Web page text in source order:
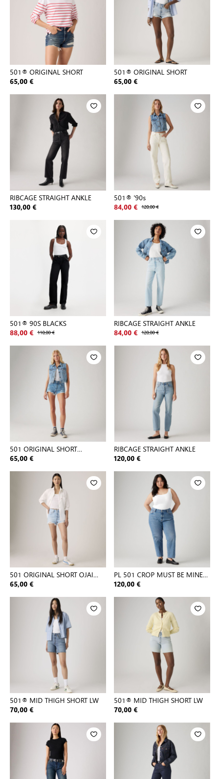
501® ORIGINAL SHORT
65,00 €
501® ORIGINAL SHORT
65,00 €
RIBCAGE STRAIGHT ANKLE
130,00 €
501® '90s
84,00 € 120,00 €
501® 90S BLACKS
88,00 € 110,00 €
RIBCAGE STRAIGHT ANKLE
84,00 € 120,00 €
501 ORIGINAL SHORT
OXNARD ATHE
65,00 €
RIBCAGE STRAIGHT ANKLE
120,00 €
501 ORIGINAL SHORT OJAI
LUXOR
65,00 €
PL 501 CROP MUST BE MINE
PLUS
120,00 €
501® MID THIGH SHORT LW
70,00 €
501® MID THIGH SHORT LW
70,00 €